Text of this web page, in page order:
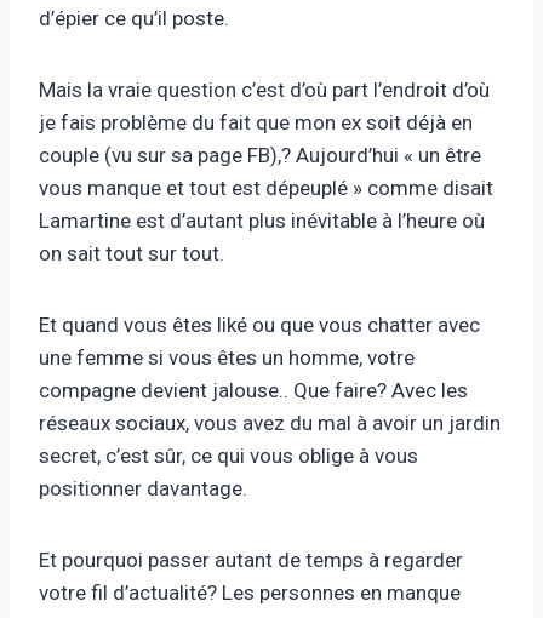
d’épier ce qu’il poste.
Mais la vraie question c’est d’où part l’endroit d’où
je fais problème du fait que mon ex soit déjà en
couple (vu sur sa page FB),? Aujourd’hui « un être
vous manque et tout est dépeuplé » comme disait
Lamartine est d’autant plus inévitable à l’heure où
on sait tout sur tout.
Et quand vous êtes liké ou que vous chatter avec
une femme si vous êtes un homme, votre
compagne devient jalouse.. Que faire? Avec les
réseaux sociaux, vous avez du mal à avoir un jardin
secret, c’est sûr, ce qui vous oblige à vous
positionner davantage.
Et pourquoi passer autant de temps à regarder
votre fil d’actualité? Les personnes en manque